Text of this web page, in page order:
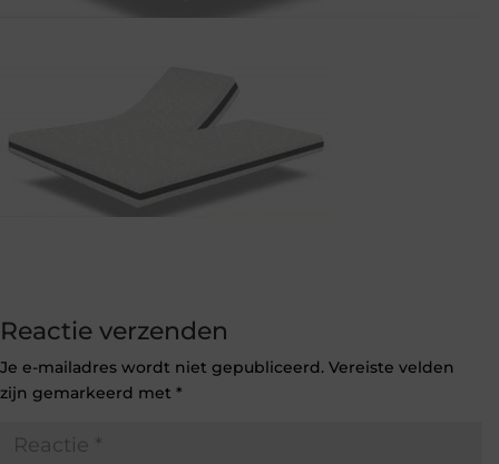
Reactie verzenden
Je e-mailadres wordt niet gepubliceerd. Vereiste velden
zijn gemarkeerd met *